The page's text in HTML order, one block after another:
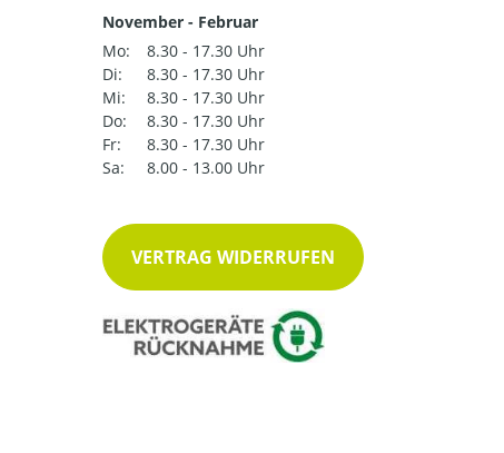
November - Februar
Mo:
8.30 - 17.30 Uhr
Di:
8.30 - 17.30 Uhr
Mi:
8.30 - 17.30 Uhr
Do:
8.30 - 17.30 Uhr
Fr:
8.30 - 17.30 Uhr
Sa:
8.00 - 13.00 Uhr
VERTRAG WIDERRUFEN